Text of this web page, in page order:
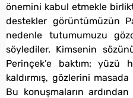
önemini kabul etmekle
destekler görüntümüzün
nedenle tutumumuzu
söylediler. Kimsenin
Perinçek’e baktım; yüzü
kaldırmış, gözlerini
Bu konuşmaların